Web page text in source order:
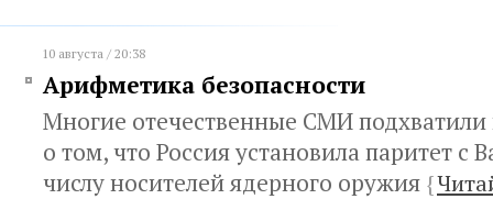
10 августа / 20:38
Арифметика безопасности
Многие отечественные СМИ подхватили
о том, что Россия установила паритет с
числу носителей ядерного оружия {